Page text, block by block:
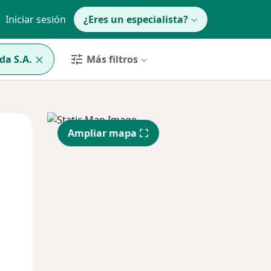
Iniciar sesión ¿Eres un especialista?
S.A. Más filtros
Mar
11 Ago
Mié
12 Ago
Ampliar mapa